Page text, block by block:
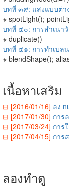
บทที่ ๓๙: แสงแบบต่า
※ spotLight();
บทที่ ๔๐: การสำเนา
※ duplicate()
บทที่ ๔๑: การทำเบล
※ blendShape();
เนื้อหาเสริม
⊟ [2016/01/16] ลง
⊟ [2017/01/30] การ
⊟ [2017/03/24] การ
⊟ [2017/04/15] การ
ลองทำดู